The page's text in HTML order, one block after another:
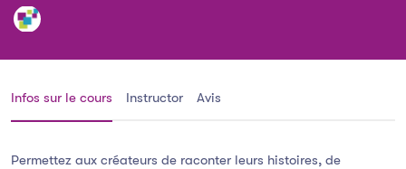
Infos sur le cours Instructor Avis
Permettez aux créateurs de raconter leurs histoires, de